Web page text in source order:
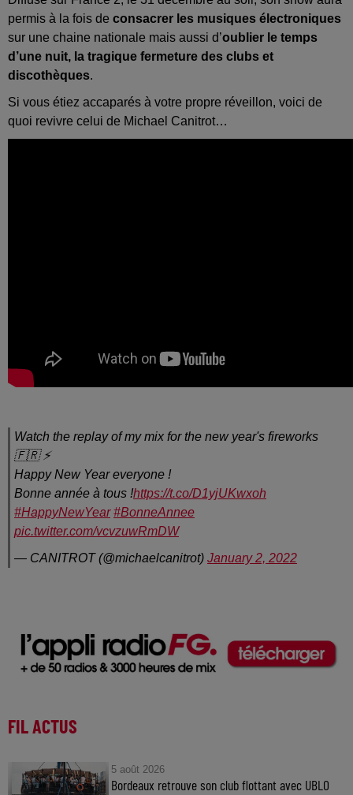
permis à la fois de consacrer les musiques électroniques
sur une chaine nationale mais aussi d’oublier le temps
d’une nuit, la tragique fermeture des clubs et
discothèques.
Si vous étiez accaparés à votre propre réveillon, voici de
quoi revivre celui de Michael Canitrot…
Watch the replay of my mix for the new year's fireworks
🇫🇷 ⚡
Happy New Year everyone !
Bonne année à tous !https://t.co/D1yjUKwxoh
#HappyNewYear #BonneAnnee
pic.twitter.com/vcvzuwRmDW
— CANITROT (@michaelcanitrot) January 2, 2022
FIL ACTUS
5 août 2026
Bordeaux retrouve son club flottant avec UBLO